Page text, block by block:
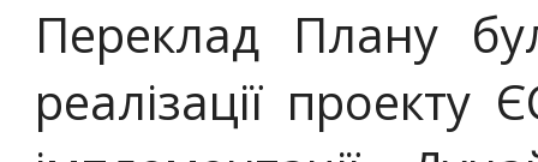
Переклад Плану
реалізації проекту